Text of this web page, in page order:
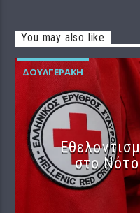
You may also like
ΔΟΥΛΓΕΡΆΚΗ
στο